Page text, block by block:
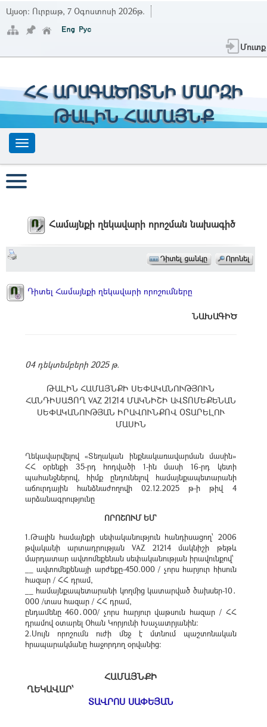
Այսօր: Ուրբաթ, 7 Օգոստոսի 2026թ.
Մուտք
ՀՀ ԱՐԱԳԱԾՈՏՆԻ ՄԱՐԶԻ
ԹԱԼԻՆ ՀԱՄԱՅՆՔ
Համայնքի ղեկավարի որոշման նախագիծ
Դիտել Համայնքի ղեկավարի որոշումները
ՆԱԽԱԳԻԾ
04 դեկտեմբերի 2025 թ.
ԹԱԼԻՆ ՀԱՄԱՅՆՔԻ ՍԵՓԱԿԱՆՈՒԹՅՈՒՆ
ՀԱՆԴԻՍԱՑՈՂ VAZ 21214 ՄԱԿՆԻՇԻ ԱՎՏՈՄԵՔԵՆԱՆ
ՍԵՓԱԿԱՆՈՒԹՅԱՆ ԻՐԱՎՈՒՆՔՈՎ ՕՏԱՐԵԼՈՒ
ՄԱՍԻՆ
Ղեկավարվելով «Տեղական ինքնակառավարման մասին»
ՀՀ օրենքի 35-րդ հոդվածի 1-ին մասի 16-րդ կետի
պահանջներով, հիմք ընդունելով համայնքապետարանի
աճուրդային հանձնաժողովի 02.12.2025 թ-ի թիվ 4
արձանագրությունը
ՈՐՈՇՈՒՄ ԵՄ`
1.Թալին համայնքի սեփականություն հանդիսացող՝ 2006
թվականի արտադրության VAZ 21214 մակնիշի թեթև
մարդատար ավտոմեքենան սեփականության իրավունքով՝
__ ավտոմեքենայի արժեքը-450.000 / չորս հարյուր հիսուն
հազար / ՀՀ դրամ,
__ համայնքապետարանի կողմից կատարված ծախսեր-10․
000 /տաս հազար / ՀՀ դրամ,
ընդամենը 460․000/ չորս հարյուր վաթսուն հազար / ՀՀ
դրամով օտարել Օհան Կորյունի Խաչատրյանին:
2.Սույն որոշումն ուժի մեջ է մտնում պաշտոնական
հրապարակմանը հաջորդող օրվանից:
ՀԱՄԱՅՆՔԻ
ՂԵԿԱՎԱՐ՝
ՏԱՎՐՈՍ ՍԱՓԵՅԱՆ